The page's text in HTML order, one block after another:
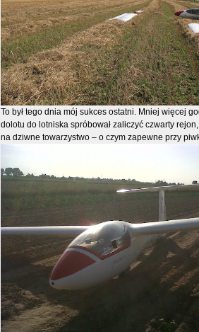
To był tego dnia mój sukces ostatni. Mniej więcej
dolotu do lotniska spróbował zaliczyć czwarty
na dziwne towarzystwo – o czym zapewne przy